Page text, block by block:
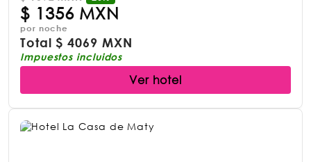
$ 1356 MXN
por noche
Total$4069 MXN
Impuestos incluidos
Ver hotel